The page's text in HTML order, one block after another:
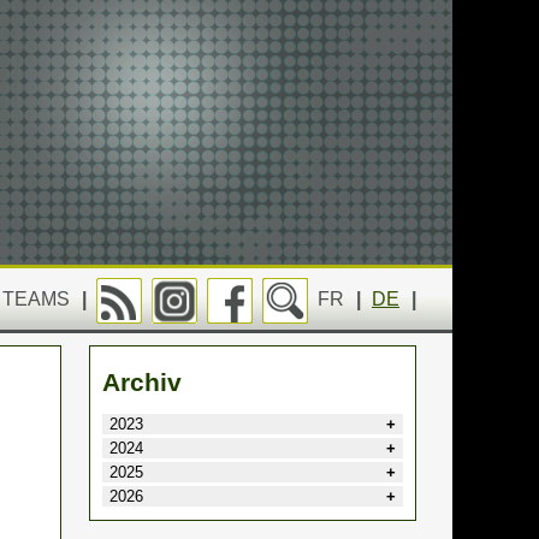
FR DE
TEAMS
Archiv
2023
2024
2025
2026